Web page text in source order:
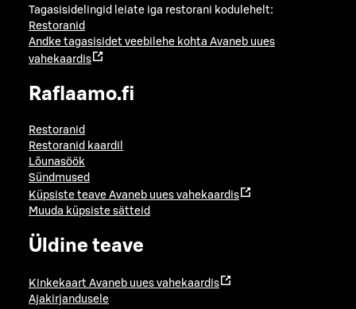
Tagasisidelingid leiate iga restorani kodulehelt:
Restoranid
Andke tagasisidet veebilehe kohta Avaneb uues
vahekaardis
Raflaamo.fi
Restoranid
Restoranid kaardil
Lõunasöök
Sündmused
Küpsiste teave Avaneb uues vahekaardis
Muuda küpsiste sätteid
Üldine teave
Kinkekaart Avaneb uues vahekaardis
Ajakirjandusele